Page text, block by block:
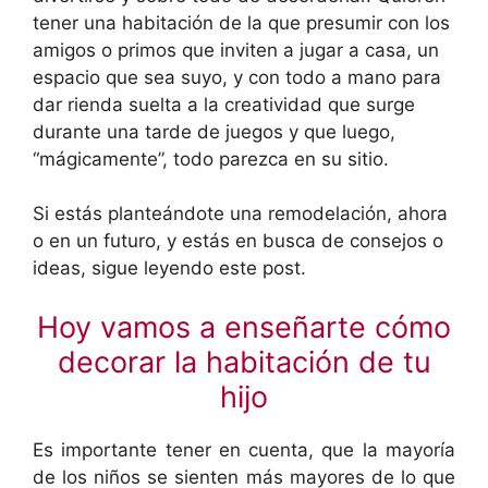
tener una habitación de la que presumir con los
amigos o primos que inviten a jugar a casa, un
espacio que sea suyo, y con todo a mano para
dar rienda suelta a la creatividad que surge
durante una tarde de juegos y que luego,
“mágicamente”, todo parezca en su sitio.
Si estás planteándote una remodelación, ahora
o en un futuro, y estás en busca de consejos o
ideas, sigue leyendo este post.
Hoy vamos a enseñarte cómo
decorar la habitación de tu
hijo
Es importante tener en cuenta, que la mayoría
de los niños se sienten más mayores de lo que